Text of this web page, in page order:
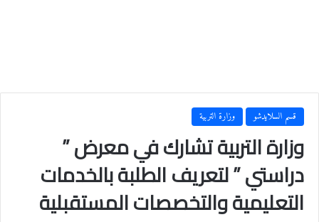
قسم السلايدشو وزارة التربية
وزارة التربية تشارك في معرض ”
دراستي ” لتعريف الطلبة بالخدمات
التعليمية والتخصصات المستقبلية